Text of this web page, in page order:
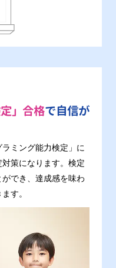
」合格で自信が
ミング能力検定」に
策になります。検定
でき、達成感を味わ
す。